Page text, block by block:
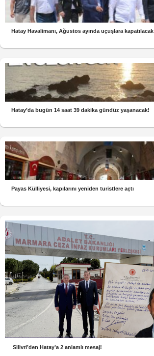
Hatay Havalimanı, Ağustos ayında uçuşlara kapatılacak
Hatay’da bugün 14 saat 39 dakika gündüz yaşanacak!
Payas Külliyesi, kapılarını yeniden turistlere açtı
Silivri’den Hatay’a 2 anlamlı mesaj!